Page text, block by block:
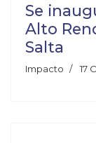
Se
Alto
Salta
Impacto 17